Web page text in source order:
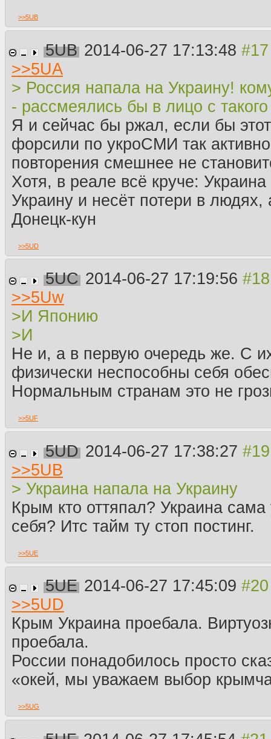
>>5UB
5UB 2014-06-27 17:13:48
>>5UA
> Россия напала на Украину!
- рассмеялись бы в лицо с
Я и сейчас бы ржал, если бы
форсили по укроСМИ так
повторения смешнее не
Хотя, в реале всё круче:
Украину и несёт потери в людях,
Донецк-кун
>>5UD
5UC 2014-06-27 17:19:56
>>5Uw
>И Японию
>И
Не и, а в первую очередь же. С
физически неспособны себя
Нормальным странам это не
>>5UF
5UD 2014-06-27 17:38:27
>>5UB
> Украина напала на Украину
Крым кто оттяпал? Украина сама
себя? Итс тайм ту стоп постинг.
>>5UE
5UE 2014-06-27 17:45:09
>>5UD
Крым Украина проебала.
проебала.
России понадобилось просто
«окей, мы уважаем выбор
>>5UG